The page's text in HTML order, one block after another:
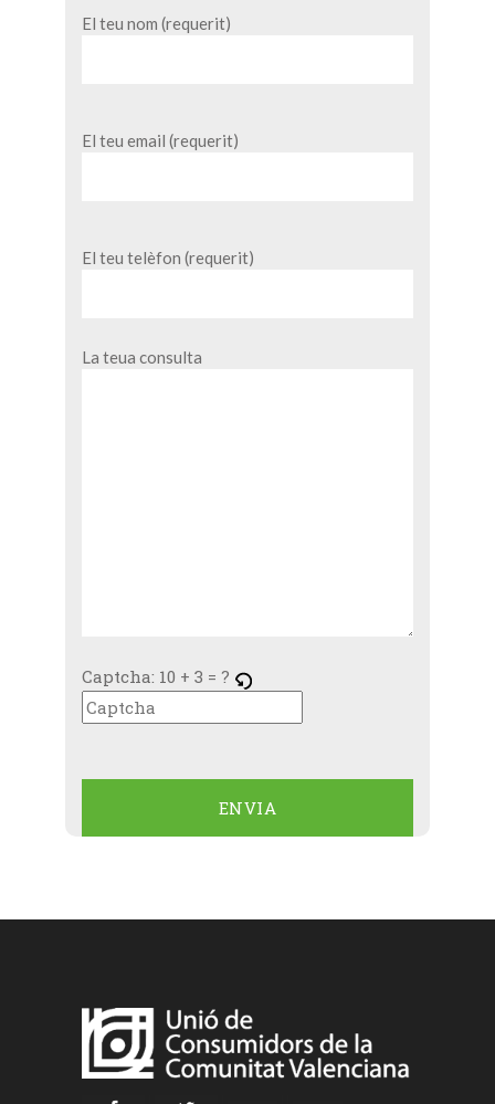
El teu nom (requerit)
El teu email (requerit)
El teu telèfon (requerit)
La teua consulta
Captcha: 10 + 3 = ?